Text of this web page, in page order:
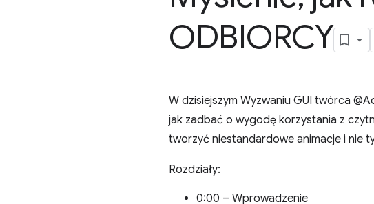
ODBIORCY
W dzisiejszym Wyzwaniu GUI twórca
jak zadbać o wygodę korzystania z
tworzyć niestandardowe animacje i nie
Rozdziały:
0:00 – Wprowadzenie